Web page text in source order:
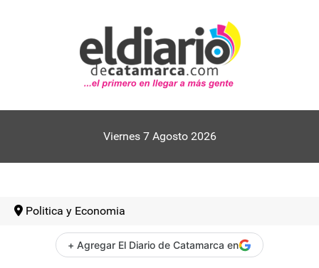
Viernes 7 Agosto 2026
Politica y Economia
+ Agregar El Diario de Catamarca en